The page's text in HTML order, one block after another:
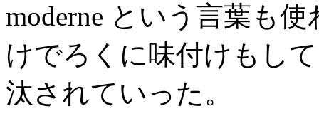
moderne という言葉も
けでろくに味付けもし
汰されていった。